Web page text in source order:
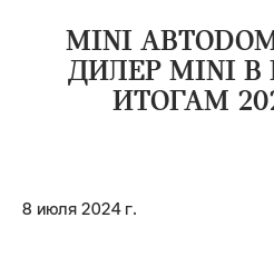
MINI
ДИЛЕР MINI
ИТОГАМ
8 июля 2024 г.